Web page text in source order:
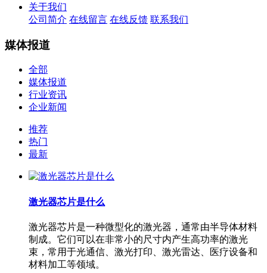
关于我们
公司简介 在线留言 在线反馈 联系我们
媒体报道
全部
媒体报道
行业资讯
企业新闻
推荐
热门
最新
激光器芯片是什么
激光器芯片是一种微型化的激光器，通常由半导体材料
制成。它们可以在非常小的尺寸内产生高功率的激光
束，常用于光通信、激光打印、激光雷达、医疗设备和
材料加工等领域。